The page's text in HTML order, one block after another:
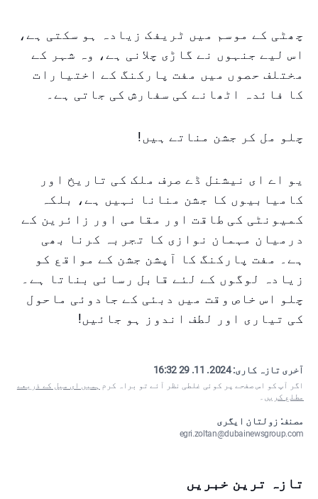
چھٹی کے موسم میں ٹریفک زیادہ ہو سکتی ہے،
اس لیے جنہوں نے گاڑی چلانی ہے، وہ شہر کے
مختلف حصوں میں مفت پارکنگ کے اختیارات
کا فائدہ اٹھانے کی سفارش کی جاتی ہے۔
چلو مل کر جشن مناتے ہیں!
یو اے ای نیشنل ڈے صرف ملک کی تاریخ اور
کامیابیوں کا جشن منانا نہیں ہے، بلکہ
کمیونٹی کی طاقت اور مقامی اور زائرین کے
درمیان مہمان نوازی کا تجربہ کرنا بھی
ہے۔ مفت پارکنگ کا آپشن جشن کے مواقع کو
زیادہ لوگوں کے لئے قابل رسائی بناتا ہے۔
چلو اس خاص وقت میں دبئی کے جادوئی ماحول
کی تیاری اور لطف اندوز ہو جائیں!
آخری تازہ کاری:2024. 11. 29 16:32
اگر آپ کو اس صفحے پر کوئی غلطی نظر آئے تو براہ کرم ہمیں ای میل کے ذریعے
مطلع کریں ۔
مصنف: زولتان ایگری
egri.zoltan@dubainewsgroup.com
تازہ ترین خبریں